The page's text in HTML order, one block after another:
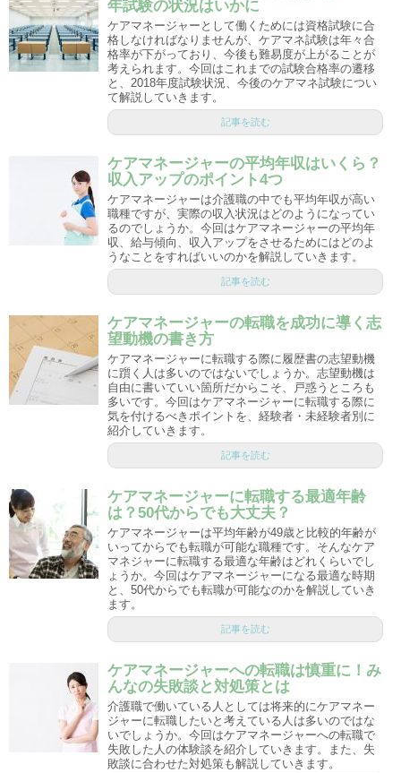
年試験の状況はいかに
ケアマネージャーとして働くためには資格試験に合
格しなければなりませんが、ケアマネ試験は年々合
格率が下がっており、今後も難易度が上がることが
考えられます。今回はこれまでの試験合格率の遷移
と、2018年度試験状況、今後のケアマネ試験につい
て解説していきます。
記事を読む
ケアマネージャーの平均年収はいくら？
収入アップのポイント4つ
ケアマネージャーは介護職の中でも平均年収が高い
職種ですが、実際の収入状況はどのようになってい
るのでしょうか。今回はケアマネージャーの平均年
収、給与傾向、収入アップをさせるためにはどのよ
うなことをすればいいのかを解説していきます。
記事を読む
ケアマネージャーの転職を成功に導く志
望動機の書き方
ケアマネージャーに転職する際に履歴書の志望動機
に躓く人は多いのではないでしょうか。志望動機は
自由に書いていい箇所だからこそ、戸惑うところも
多いです。今回はケアマネージャーに転職する際に
気を付けるべきポイントを、経験者・未経験者別に
紹介していきます。
記事を読む
ケアマネージャーに転職する最適年齢
は？50代からでも大丈夫？
ケアマネージャーは平均年齢が49歳と比較的年齢が
いってからでも転職が可能な職種です。そんなケア
マネジャーに転職する最適な年齢はどれくらいでし
ょうか。今回はケアマネージャーになる最適な時期
と、50代からでも転職が可能なのかを解説していき
ます。
記事を読む
ケアマネージャーへの転職は慎重に！み
んなの失敗談と対処策とは
介護職で働いている人としては将来的にケアマネー
ジャーに転職したいと考えている人は多いのではな
いでしょうか。今回はケアマネージャーへの転職で
失敗した人の体験談を紹介していきます。また、失
敗談に合わせた対処策も解説していきます。